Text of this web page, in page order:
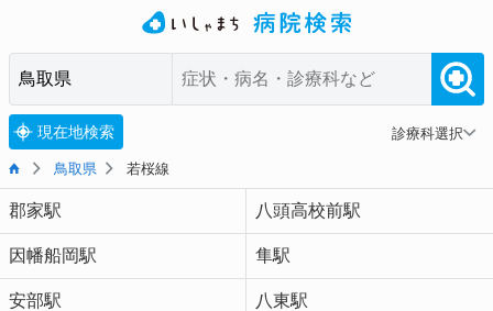
現在地検索 診療科選択
鳥取県 若桜線
郡家駅 八頭高校前駅
因幡船岡駅 隼駅
安部駅 八東駅